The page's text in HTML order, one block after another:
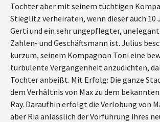
Tochter aber mit seinem tüchtigen
Stieglitz verheiraten, wenn dieser auch 10
Gerti und ein sehr ungepflegter,
Zahlen- und Geschäftsmann ist. Julius
kurzum, seinem Kompagnon Toni eine
turbulente Vergangenheit anzudichten,
Tochter anbeißt. Mit Erfolg: Die ganze
dem Verhältnis von Max zu dem
Ray. Daraufhin erfolgt die Verlobung von
aber Ria anlässlich der Vorführung ihres